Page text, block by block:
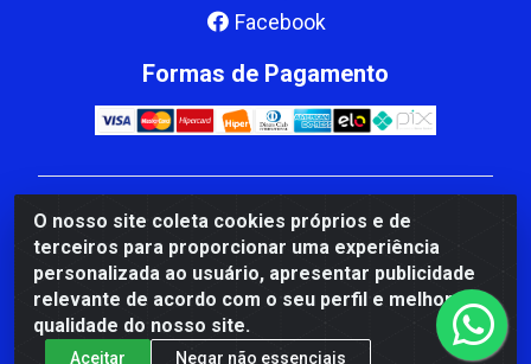
O nosso site coleta cookies próprios e de
terceiros para proporcionar uma experiência
personalizada ao usuário, apresentar publicidade
relevante de acordo com o seu perfil e melhorar a
qualidade do nosso site.
Aceitar Negar não essenciais
Facebook
Formas de Pagamento
CBP MACEDO COMERCIO PEÇAS LTDA Matriz - av
Mauro Miranda Madureira, 1249 - Coramara , Cachoeiro
de Itapemirim/ES - CEP 29.311-310 - CNPJ
00.502.680/0001-41